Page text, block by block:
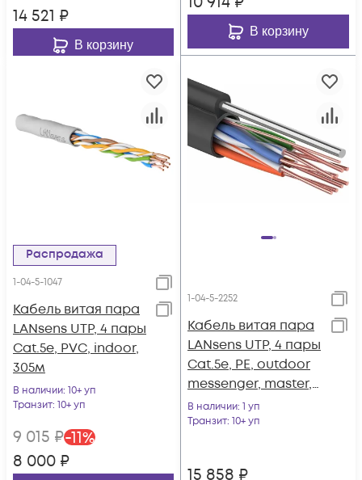
14 521 ₽
В корзину
В корзину
Распродажа
1-04-5-1047
Кабель витая пара
LANsens UTP, 4 пары
Cat.5e, PVC, indoor,
305м
В наличии: 10+ уп
Транзит: 10+ уп
9 015 ₽-11%
8 000 ₽
1-04-5-2252
Кабель витая пара
LANsens UTP, 4 пары
Cat.5e, PE, outdoor
messenger, master,
305м
В наличии: 1 уп
Транзит: 10+ уп
15 858 ₽